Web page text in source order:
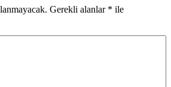
Gerekli alanlar * ile